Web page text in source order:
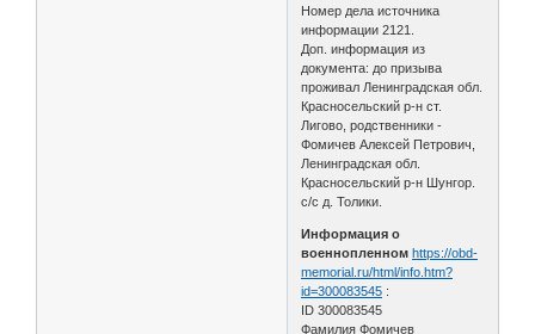
Номер дела источника
информации 2121.
Доп. информация из
документа: до призыва
проживал Ленинградская обл.
Красносельский р-н ст.
Лигово, родственники -
Фомичев Алексей Петрович,
Ленинградская обл.
Красносельский р-н Шунгор.
с/с д. Толики.
Информация о
военнопленном https://obd-
memorial.ru/html/info.htm?
id=300083545 :
ID 300083545
Фамилия Фомичев